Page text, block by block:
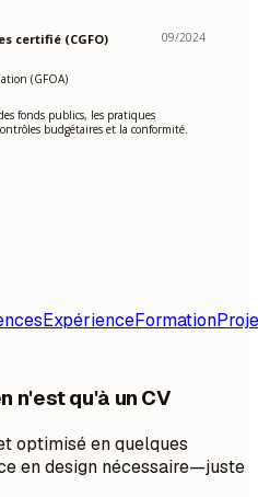
certifié (CGFO) 09/2024
(GFOA)
fonds publics, les pratiques
budgétaires et la conformité.
ExpérienceFormation
n'est qu'à un CV
optimisé en quelques
en design nécessaire—juste